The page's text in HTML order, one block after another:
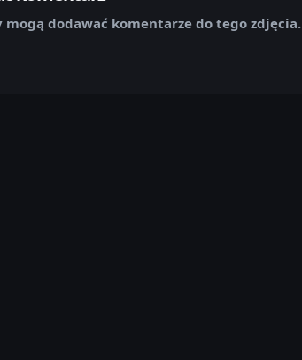
dodawać komentarze do tego zdjęcia.